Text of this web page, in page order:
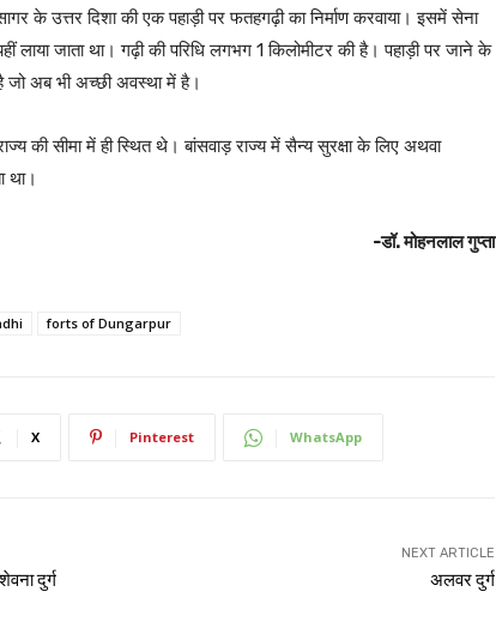
के उत्तर दिशा की एक पहाड़ी पर फतहगढ़ी का निर्माण करवाया। इसमें सेना
लाया जाता था। गढ़ी की परिधि लगभग 1 किलोमीटर की है। पहाड़ी पर जाने के
जो अब भी अच्छी अवस्था में है।
की सीमा में ही स्थित थे। बांसवाड़ राज्य में सैन्य सुरक्षा के लिए अथवा
था।
-डॉ. मोहनलाल गुप्ता
forts of Dungarpur
X Pinterest WhatsApp
दुर्ग
NEXT ARTICLE
अलवर दुर्ग